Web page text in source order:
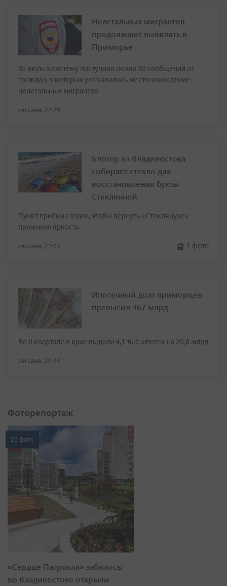
Нелегальных мигрантов
продолжают выявлять в
Приморье
За июль в систему поступило около 30 сообщений от
граждан, в которых указывалось местонахождение
нелегальных мигрантов
сегодня, 22:29
Блогер из Владивостока
собирает стекло для
восстановления бухты
Стеклянной
Пункт приёма создан, чтобы вернуть «Стеклянухе»
прежнюю яркость
сегодня, 21:03 1 фото
Ипотечный долг приморцев
превысил 367 млрд
Во II квартале в крае выдали 4,1 тыс. ипотек на 20,8 млрд
сегодня, 20:14
Фоторепортаж
20 фото
«Сердце Патрокла» забилось:
во Владивостоке открыли